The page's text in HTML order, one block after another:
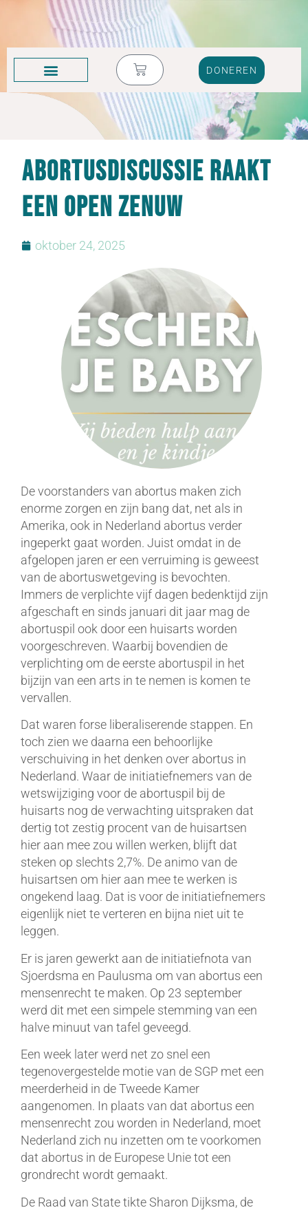
DONEREN
Abortusdiscussie raakt
een open zenuw
oktober 24, 2025
De voorstanders van abortus maken zich
enorme zorgen en zijn bang dat, net als in
Amerika, ook in Nederland abortus verder
ingeperkt gaat worden. Juist omdat in de
afgelopen jaren er een verruiming is geweest
van de abortuswetgeving is bevochten.
Immers de verplichte vijf dagen bedenktijd zijn
afgeschaft en sinds januari dit jaar mag de
abortuspil ook door een huisarts worden
voorgeschreven. Waarbij bovendien de
verplichting om de eerste abortuspil in het
bijzijn van een arts in te nemen is komen te
vervallen.
Dat waren forse liberaliserende stappen. En
toch zien we daarna een behoorlijke
verschuiving in het denken over abortus in
Nederland. Waar de initiatiefnemers van de
wetswijziging voor de abortuspil bij de
huisarts nog de verwachting uitspraken dat
dertig tot zestig procent van de huisartsen
hier aan mee zou willen werken, blijft dat
steken op slechts 2,7%. De animo van de
huisartsen om hier aan mee te werken is
ongekend laag. Dat is voor de initiatiefnemers
eigenlijk niet te verteren en bijna niet uit te
leggen.
Er is jaren gewerkt aan de initiatiefnota van
Sjoerdsma en Paulusma om van abortus een
mensenrecht te maken. Op 23 september
werd dit met een simpele stemming van een
halve minuut van tafel geveegd.
Een week later werd net zo snel een
tegenovergestelde motie van de SGP met een
meerderheid in de Tweede Kamer
aangenomen. In plaats van dat abortus een
mensenrecht zou worden in Nederland, moet
Nederland zich nu inzetten om te voorkomen
dat abortus in de Europese Unie tot een
grondrecht wordt gemaakt.
De Raad van State tikte Sharon Dijksma, de